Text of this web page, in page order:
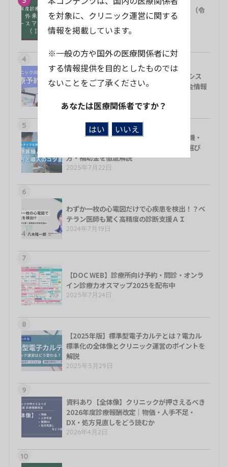
外来・在宅ベースアップ評価料（Ⅰ・Ⅱ）（令
和8年度診療報酬改定）
2026年4月30日
4
【2026年度比較表】クリニック診療予約シス
テム27製品まとめ｜料金・選び方・補助金情報
5
【2026年度比較表】クリニック自動精算機・
セルフレジ23機種比較｜導入費用･機能･選び
方・補助金を徹底解説
2025年7月22日
6
わずか一枚の心電図だけで心疾患を検出！？ベ
テラン医師も驚く高精度の診断支援ＡＩ
2024年7月19日
7
【DOC WEB】診療所向け予約・問診・オンラ
イン診療カオスマップ2025を配布中
2025年7月24日
8
【2025年版】標準型電子カルテとは？電カル
標準化の全体像とクリニック運営のポイントを
解説
2025年5月29日
9
資料あり【全体像】クリニックが押さえるべき
2026年度診療報酬改定｜物価・人手不足・
DX・処方見直しをどう読むか
2026年4月2日
10
を対象に、クリニック運営に関する
情報を掲載しています。
※一般の方や国外の医療関係者に対
する情報提供を目的としたものでは
ないことをご了承ください。
あなたは医療関係者ですか？